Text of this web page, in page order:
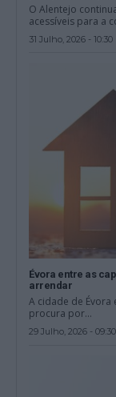
O Alentejo
acessíveis para a
31 Julho, 2026 - 10:30
Évora entre as
arrendar
A cidade de
procura por...
29 Julho, 2026 - 09:30